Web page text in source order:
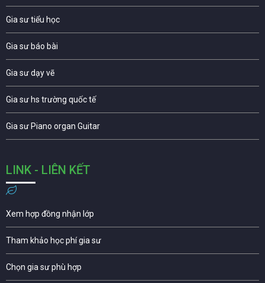
Gia sư tiểu học
Gia sư báo bài
Gia sư dạy vẽ
Gia sư hs trường quốc tế
Gia sư Piano organ Guitar
LINK - LIÊN KẾT
Xem hợp đồng nhận lớp
Tham khảo học phí gia sư
Chọn gia sư phù hợp